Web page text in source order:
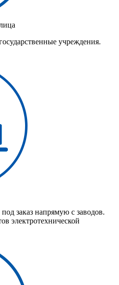
учреждения.
заказ напрямую с заводов.
электротехнической